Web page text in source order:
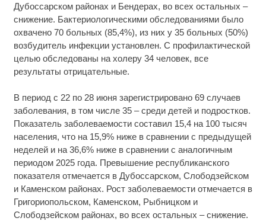
Дубоссарском районах и Бендерах, во всех остальных –
снижение. Бактериологическими обследованиями было
охвачено 70 больных (85,4%), из них у 35 больных (50%)
возбудитель инфекции установлен. С профилактической
целью обследованы на холеру 34 человек, все
результаты отрицательные.
В период с 22 по 28 июня зарегистрировано 69 случаев
заболевания, в том числе 35 – среди детей и подростков.
Показатель заболеваемости составил 15,4 на 100 тысяч
населения, что на 15,9% ниже в сравнении с предыдущей
неделей и на 36,6% ниже в сравнении с аналогичным
периодом 2025 года. Превышение республиканского
показателя отмечается в Дубоссарском, Слободзейском
и Каменском районах. Рост заболеваемости отмечается в
Григориопольском, Каменском, Рыбницком и
Слободзейском районах, во всех остальных – снижение.